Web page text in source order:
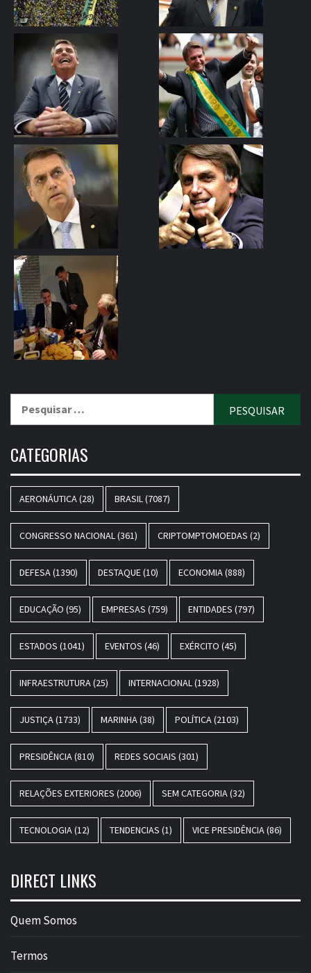
CATEGORIAS
AERONÁUTICA(28) BRASIL(7087)
CONGRESSO NACIONAL(361) CRIPTOMPTOMOEDAS (2)
DEFESA(1390) DESTAQUE(10) ECONOMIA(888)
EDUCAÇÃO (95) EMPRESAS (759) ENTIDADES (797)
ESTADOS (1041) EVENTOS (46) EXÉRCITO (45)
INFRAESTRUTURA(25) INTERNACIONAL(1928)
JUSTIÇA(1733) MARINHA(38) POLÍTICA(2103)
PRESIDÊNCIA(810) REDES SOCIAIS (301)
RELAÇÕES EXTERIORES (2006) SEM CATEGORIA(32)
TECNOLOGIA(12) TENDENCIAS (1) VICE PRESIDÊNCIA(86)
DIRECT LINKS
Quem Somos
Termos